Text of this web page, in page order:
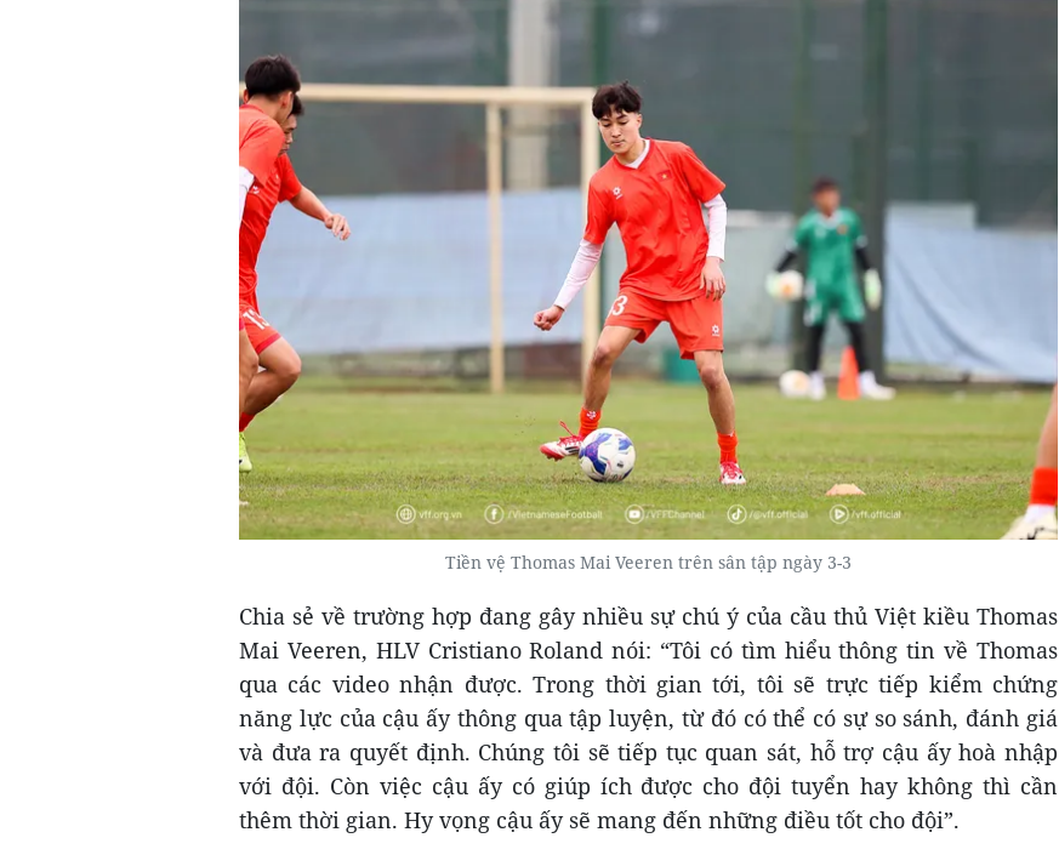
Tiền vệ Thomas Mai Veeren trên sân tập ngày 3-3
Chia sẻ về trường hợp đang gây nhiều sự chú ý của cầu thủ Việt kiều Thomas
Mai Veeren, HLV Cristiano Roland nói: “Tôi có tìm hiểu thông tin về Thomas
qua các video nhận được. Trong thời gian tới, tôi sẽ trực tiếp kiểm chứng
năng lực của cậu ấy thông qua tập luyện, từ đó có thể có sự so sánh, đánh giá
và đưa ra quyết định. Chúng tôi sẽ tiếp tục quan sát, hỗ trợ cậu ấy hoà nhập
với đội. Còn việc cậu ấy có giúp ích được cho đội tuyển hay không thì cần
thêm thời gian. Hy vọng cậu ấy sẽ mang đến những điều tốt cho đội”.